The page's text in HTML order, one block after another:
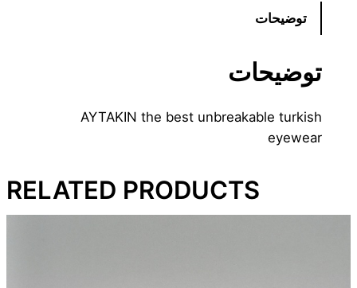
توضیحات
توضیحات
AYTAKIN the best unbreakable turkish
eyewear
RELATED PRODUCTS